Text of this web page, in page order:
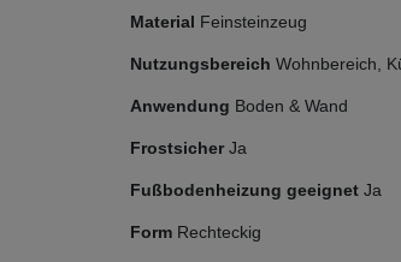
Material Feinsteinzeug
Nutzungsbereich Wohnbereich,
Anwendung Boden & Wand
Frostsicher Ja
Fußbodenheizung geeignet Ja
Form Rechteckig